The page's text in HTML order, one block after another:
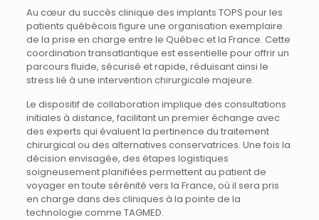
Au cœur du succès clinique des implants TOPS pour les
patients québécois figure une organisation exemplaire
de la prise en charge entre le Québec et la France. Cette
coordination transatlantique est essentielle pour offrir un
parcours fluide, sécurisé et rapide, réduisant ainsi le
stress lié à une intervention chirurgicale majeure.
Le dispositif de collaboration implique des consultations
initiales à distance, facilitant un premier échange avec
des experts qui évaluent la pertinence du traitement
chirurgical ou des alternatives conservatrices. Une fois la
décision envisagée, des étapes logistiques
soigneusement planifiées permettent au patient de
voyager en toute sérénité vers la France, où il sera pris
en charge dans des cliniques à la pointe de la
technologie comme TAGMED.